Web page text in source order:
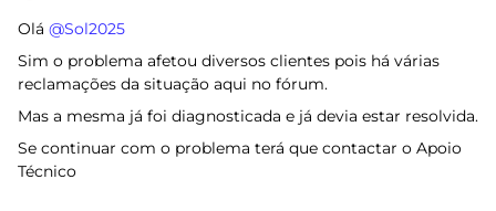
Olá ​ @Sol2025
Sim o problema afetou diversos clientes pois há várias
reclamações da situação aqui no fórum.
Mas a mesma já foi diagnosticada e já devia estar resolvida.
Se continuar com o problema terá que contactar o Apoio
Técnico